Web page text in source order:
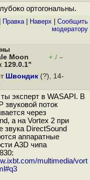
ортогональны.
Правка| Наверх
Cообщить
модератору
Moon
129.0.1"
+ / –
Швондик (?), 14-
эксперт в WASAPI. В
звуковой поток
через
а на Vortex 2 при
звука DirectSound
аппаратные
A3D чипа
multimedia/vort